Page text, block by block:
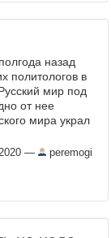
назад
политологов в
мир под
от нее
мира украл
— peremogi